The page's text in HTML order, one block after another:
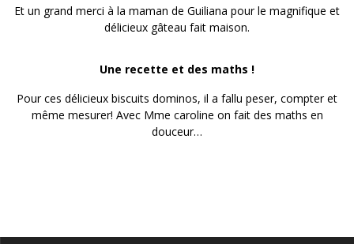
Et un grand merci à la maman de Guiliana pour le magnifique et
délicieux gâteau fait maison.
Une recette et des maths !
Pour ces délicieux biscuits dominos, il a fallu peser, compter et
même mesurer! Avec Mme caroline on fait des maths en
douceur…